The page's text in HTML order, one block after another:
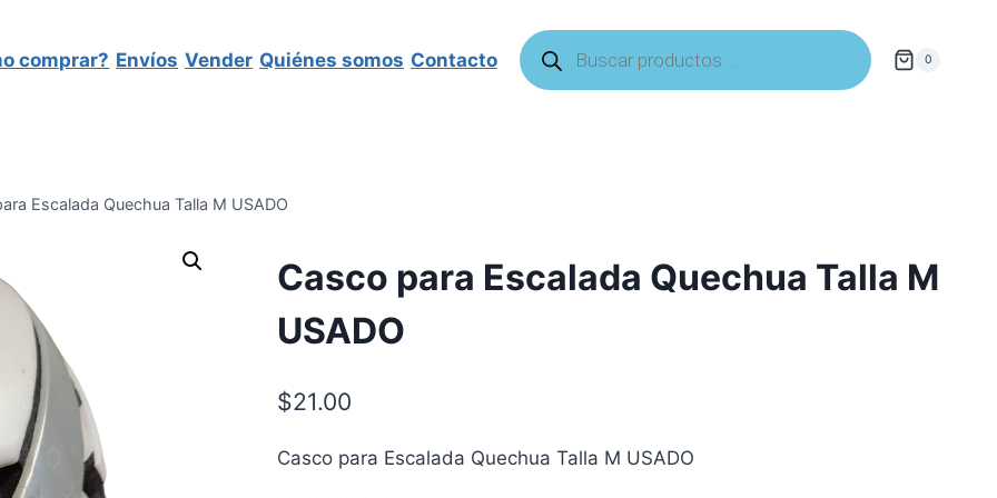
comprar? Envíos Vender Quiénes somos Contacto
Búsqueda
de
productos
0
Escalada Quechua Talla M USADO
Casco para Escalada Quechua Talla M
USADO
$21.00
Casco para Escalada Quechua Talla M USADO